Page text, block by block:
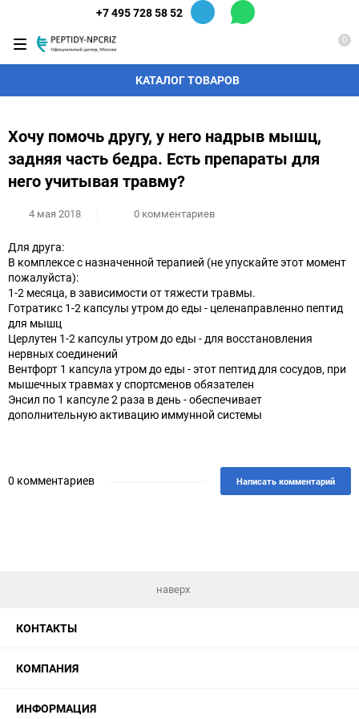
+7 495 728 58 52
КАТАЛОГ ТОВАРОВ
0
Хочу помочь другу, у него надрыв мышц,
задняя часть бедра. Есть препараты для
него учитывая травму?
4 мая 2018 0 комментариев
Для друга:
В комплексе с назначенной терапией (не упускайте этот момент
пожалуйста):
1-2 месяца, в зависимости от тяжести травмы.
Готратикс 1-2 капсулы утром до еды - целенаправленно пептид
для мышц
Церлутен 1-2 капсулы утром до еды - для восстановления
нервных соединений
Вентфорт 1 капсула утром до еды - этот пептид для сосудов, при
мышечных травмах у спортсменов обязателен
Энсил по 1 капсуле 2 раза в день - обеспечивает
дополнительную активацию иммунной системы
0 комментариев Написать комментарий
наверх
КОНТАКТЫ
КОМПАНИЯ
ИНФОРМАЦИЯ